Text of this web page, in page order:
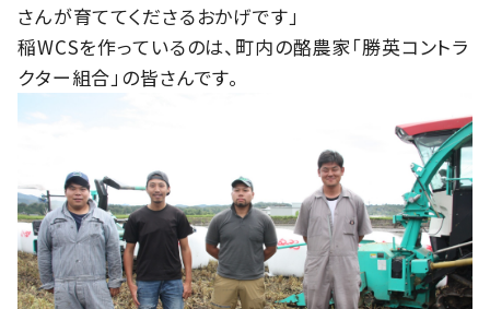
さんが育ててくださるおかげです」
稲WCSを作っているのは、町内の酪農家「勝英コントラ
クター組合」の皆さんです。